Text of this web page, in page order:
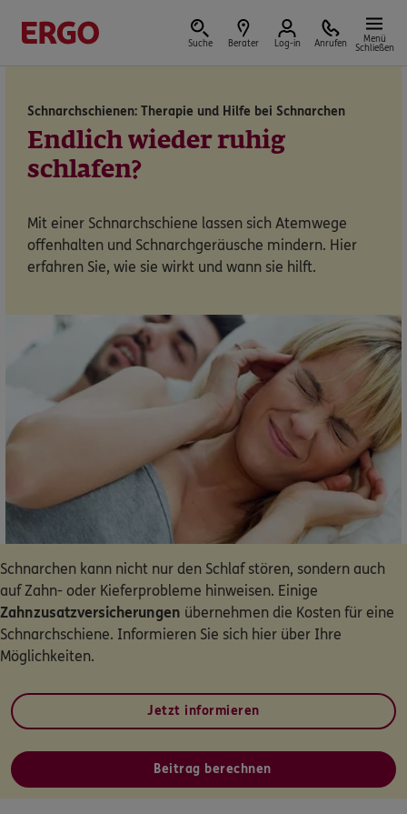
Suche Berater Log-in Anrufen
Menü
Schließen
Versicherungen & Finanzen
Reform der privaten Altersvorsorge
Jetzt Förderung selbst berechnen.
Jetzt informieren
Nicht sicher, was Sie benötigen?
Dann lassen Sie sich helfen.
Meine Versicherungen
Sehen Sie auf einen Blick Ihre Versicherungen bei ERGO,
dem ERGO Rechtsschutz und der DKV.
Schaden- oder Leistungsfall melden
Schnarchschienen: Therapie und Hilfe bei Schnarchen
Endlich wieder ruhig
schlafen?
Mit einer Schnarchschiene lassen sich Atemwege
offenhalten und Schnarchgeräusche mindern. Hier
erfahren Sie, wie sie wirkt und wann sie hilft.
Schnarchen kann nicht nur den Schlaf stören, sondern auch
auf Zahn- oder Kieferprobleme hinweisen. Einige
Zahnzusatzversicherungen übernehmen die Kosten für eine
Schnarchschiene. Informieren Sie sich hier über Ihre
Möglichkeiten.
Jetzt informieren
Beitrag berechnen